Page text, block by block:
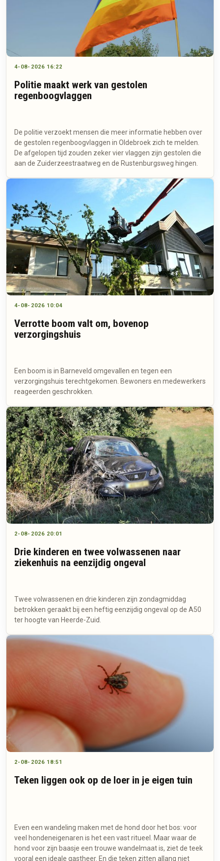
4-08-2026 16:22
Politie maakt werk van gestolen
regenboogvlaggen
De politie verzoekt mensen die meer informatie hebben over
de gestolen regenboogvlaggen in Oldebroek zich te melden.
De afgelopen tijd zouden zeker vier vlaggen zijn gestolen die
aan de Zuiderzeestraatweg en de Rustenburgsweg hingen.
4-08-2026 10:04
Verrotte boom valt om, bovenop
verzorgingshuis
Een boom is in Barneveld omgevallen en tegen een
verzorgingshuis terechtgekomen. Bewoners en medewerkers
reageerden geschrokken.
2-08-2026 20:01
Drie kinderen en twee volwassenen naar
ziekenhuis na eenzijdig ongeval
Twee volwassenen en drie kinderen zijn zondagmiddag
betrokken geraakt bij een heftig eenzijdig ongeval op de A50
ter hoogte van Heerde-Zuid.
2-08-2026 18:51
Teken liggen ook op de loer in je eigen tuin
Even een wandeling maken met de hond door het bos: voor
veel hondeneigenaren is het een vast ritueel. Maar waar de
hond voor zijn baasje een trouwe wandelmaat is, ziet de teek
vooral een ideale gastheer. En die teken zitten allang niet